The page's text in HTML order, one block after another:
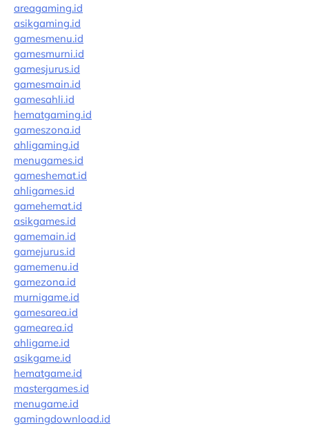
areagaming.id
asikgaming.id
gamesmenu.id
gamesmurni.id
gamesjurus.id
gamesmain.id
gamesahli.id
hematgaming.id
gameszona.id
ahligaming.id
menugames.id
gameshemat.id
ahligames.id
gamehemat.id
asikgames.id
gamemain.id
gamejurus.id
gamemenu.id
gamezona.id
murnigame.id
gamesarea.id
gamearea.id
ahligame.id
asikgame.id
hematgame.id
mastergames.id
menugame.id
gamingdownload.id